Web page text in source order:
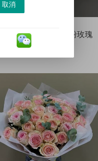
哈萨克斯坦鲜花-19枝粉玫瑰
取消